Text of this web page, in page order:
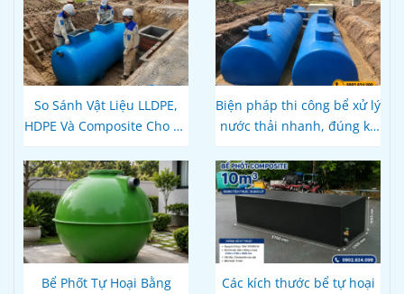
So Sánh Vật Liệu LLDPE,
HDPE Và Composite Cho Bể
Hơn, Đúng Kỹ Thuật?
Biện pháp thi công bể xử lý
nước thải nhanh, đúng kỹ
Bể Phốt Tự Hoại Bằng
Các kích thước bể tự hoại